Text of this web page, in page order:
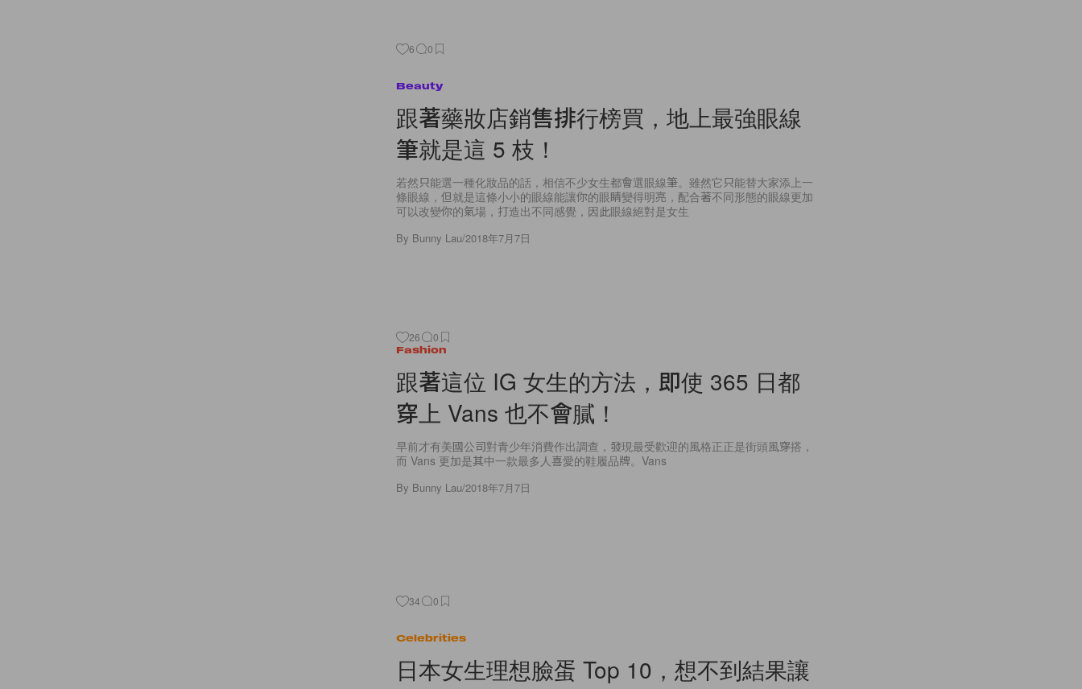
6 0
Beauty
跟著藥妝店銷售排行榜買，地上最強眼線
筆就是這 5 枝！
若然只能選一種化妝品的話，相信不少女生都會選眼線筆。雖然它只能替大家添上一
條眼線，但就是這條小小的眼線能讓你的眼睛變得明亮，配合著不同形態的眼線更加
可以改變你的氣場，打造出不同感覺，因此眼線絕對是女生
By Bunny Lau/2018年7月7日
26 0
Fashion
跟著這位 IG 女生的方法，即使 365 日都
穿上 Vans 也不會膩！
早前才有美國公司對青少年消費作出調查，發現最受歡迎的風格正正是街頭風穿搭，
而 Vans 更加是其中一款最多人喜愛的鞋履品牌。Vans
By Bunny Lau/2018年7月7日
34 0
Celebrities
日本女生理想臉蛋 Top 10，想不到結果讓